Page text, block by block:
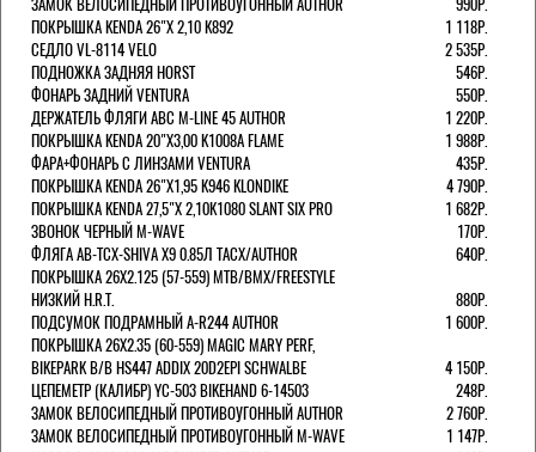
ПОКРЫШКА KENDA 26"Х 2,10 K892
1 118Р.
СЕДЛО VL-8114 VELO
2 535Р.
ПОДНОЖКА ЗАДНЯЯ HORST
546Р.
ФОНАРЬ ЗАДНИЙ VENTURA
550Р.
ДЕРЖАТЕЛЬ ФЛЯГИ АВС M-LINE 45 AUTHOR
1 220Р.
ПОКРЫШКА KENDA 20"Х3,00 K1008A FLAME
1 988Р.
ФАРА+ФОНАРЬ С ЛИНЗАМИ VENTURA
435Р.
ПОКРЫШКА KENDA 26"Х1,95 K946 KLONDIKE
4 790Р.
ПОКРЫШКА KENDA 27,5"Х 2,10K1080 SLANT SIX PRO
1 682Р.
ЗВОНОК ЧЕРНЫЙ M-WAVE
170Р.
ФЛЯГА AB-TCX-SHIVA X9 0.85Л TACX/AUTHOR
640Р.
ПОКРЫШКА 26X2.125 (57-559) MTB/BMX/FREESTYLE
НИЗКИЙ H.R.T.
880Р.
ПОДСУМОК ПОДРАМНЫЙ A-R244 AUTHOR
1 600Р.
ПОКРЫШКА 26X2.35 (60-559) MAGIC MARY PERF,
BIKEPARK B/B HS447 ADDIX 20D2EPI SCHWALBE
4 150Р.
ЦЕПЕМЕТР (КАЛИБР) YC-503 BIKEHAND 6-14503
248Р.
ЗАМОК ВЕЛОСИПЕДНЫЙ ПРОТИВОУГОННЫЙ AUTHOR
2 760Р.
ЗАМОК ВЕЛОСИПЕДНЫЙ ПРОТИВОУГОННЫЙ M-WAVE
1 147Р.